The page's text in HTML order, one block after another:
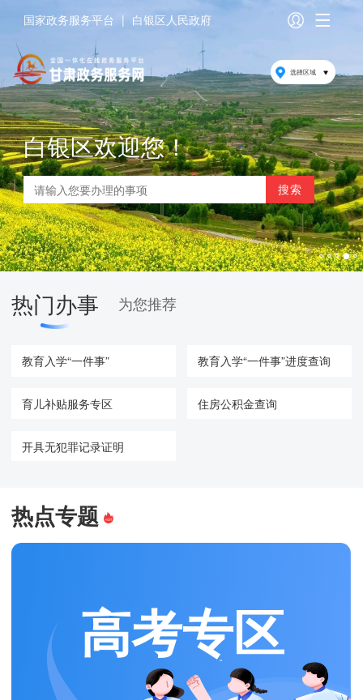
国家政务服务平台 | 白银区人民政府
选择区域
白银区欢迎您！
热门办事 为您推荐
教育入学“一件事” 教育入学“一件事”进度查询
育儿补贴服务专区 住房公积金查询
开具无犯罪记录证明
热点专题